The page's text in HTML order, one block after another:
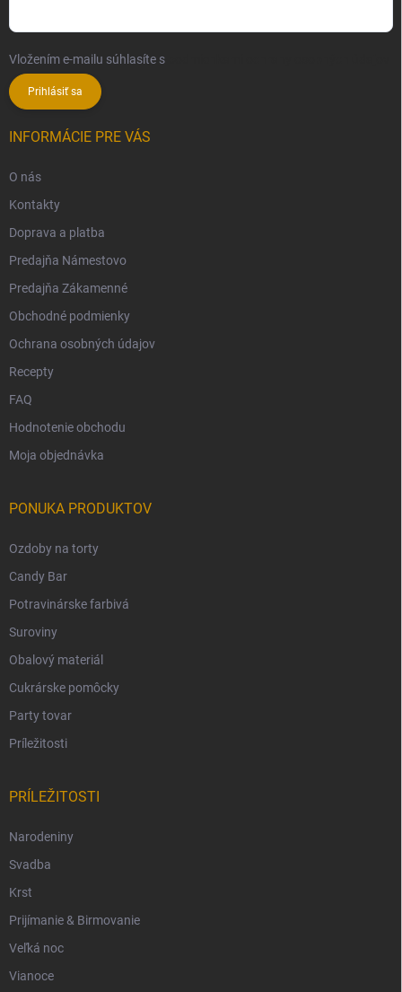
Vložením e-mailu súhlasíte s
Prihlásiť sa
INFORMÁCIE PRE VÁS
O nás
Kontakty
Doprava a platba
Predajňa Námestovo
Predajňa Zákamenné
Obchodné podmienky
Ochrana osobných údajov
Recepty
FAQ
Hodnotenie obchodu
Moja objednávka
PONUKA PRODUKTOV
Ozdoby na torty
Candy Bar
Potravinárske farbivá
Suroviny
Obalový materiál
Cukrárske pomôcky
Party tovar
Príležitosti
PRÍLEŽITOSTI
Narodeniny
Svadba
Krst
Prijímanie & Birmovanie
Veľká noc
Vianoce